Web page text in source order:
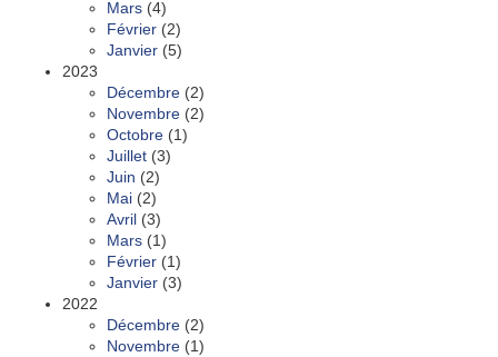
Mars (4)
Février (2)
Janvier (5)
2023
Décembre (2)
Novembre (2)
Octobre (1)
Juillet (3)
Juin (2)
Mai (2)
Avril (3)
Mars (1)
Février (1)
Janvier (3)
2022
Décembre (2)
Novembre (1)